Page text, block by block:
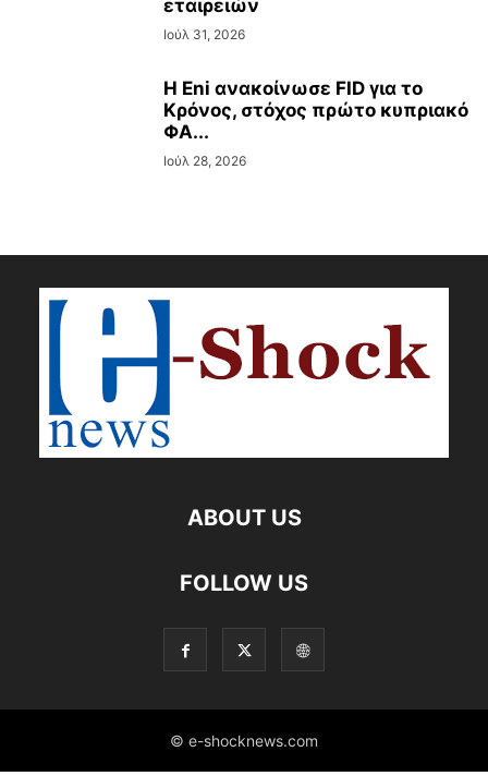
εταιρειών
Ιούλ 31, 2026
Η Eni ανακοίνωσε FID για το
Κρόνος, στόχος πρώτο κυπριακό
ΦΑ...
Ιούλ 28, 2026
ABOUT US
FOLLOW US
© e-shocknews.com